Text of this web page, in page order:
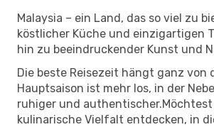
Malaysia – ein Land, das so viel zu
köstlicher Küche und einzigartigen
hin zu beeindruckender Kunst und
Die beste Reisezeit hängt ganz von
Hauptsaison ist mehr los, in der
ruhiger und
kulinarische Vielfalt entdecken, in